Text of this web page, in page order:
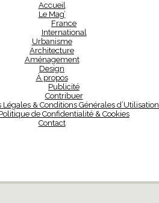
Accueil
Le Mag’
France
International
Urbanisme
Architecture
Aménagement
Design
À propos
Publicité
Contribuer
Légales & Conditions Générales d’Utilisation
de Confidentialité & Cookies
Contact